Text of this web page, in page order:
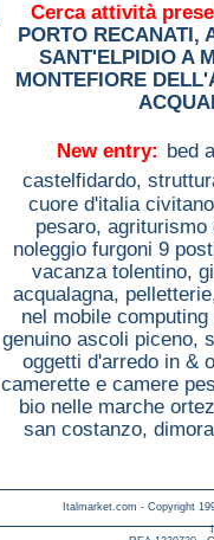
Cerca attività
PORTO RECANATI,
SANT'ELPIDIO A
MONTEFIORE
New entry: bed
castelfidardo,
cuore d'italia
pesaro, agriturismo
noleggio furgoni 9
vacanza tolentino,
acqualagna,
nel mobile
genuino ascoli piceno,
oggetti d'arredo in &
camerette e camere
bio nelle marche
san costanzo,
Italmarket.com - Copyright